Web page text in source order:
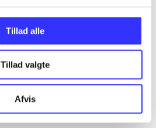
Tillad alle
Tillad valgte
Afvis